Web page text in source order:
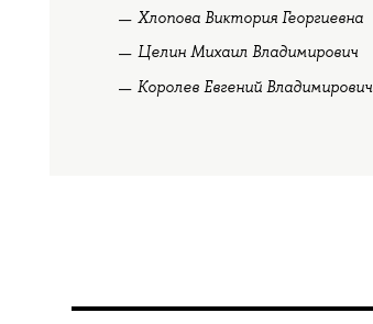
Хлопова Виктория Георгиевна
Целин Михаил Владимирович
Королев Евгений Владимирович